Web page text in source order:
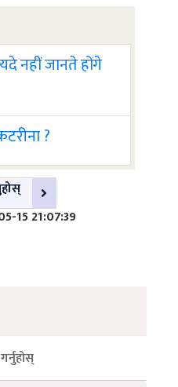
नहीं जानते होंगे
?
15 21:07:39